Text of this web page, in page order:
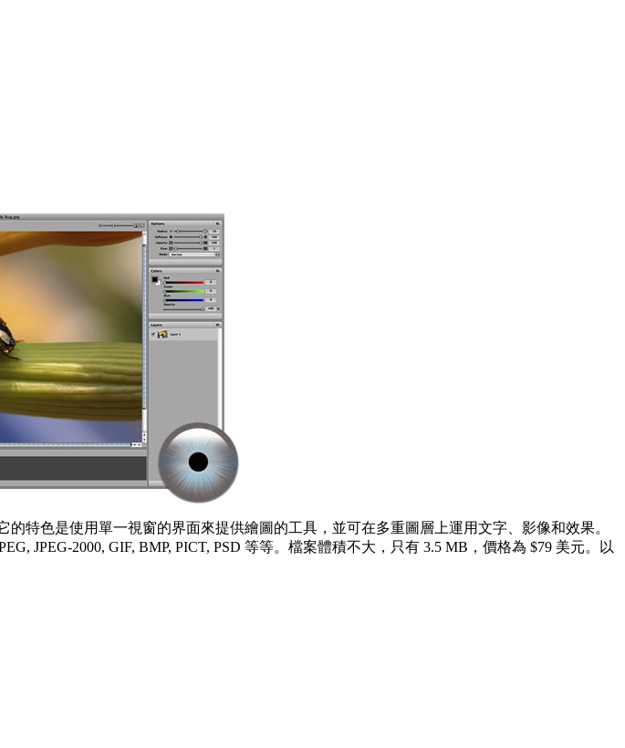
的特色是使用單一視窗的界面來提供繪圖的工具，並可在多重圖層上運用文字、影像和效果。
JPEG-2000, GIF, BMP, PICT, PSD 等等。檔案體積不大，只有 3.5 MB，價格為 $79 美元。以